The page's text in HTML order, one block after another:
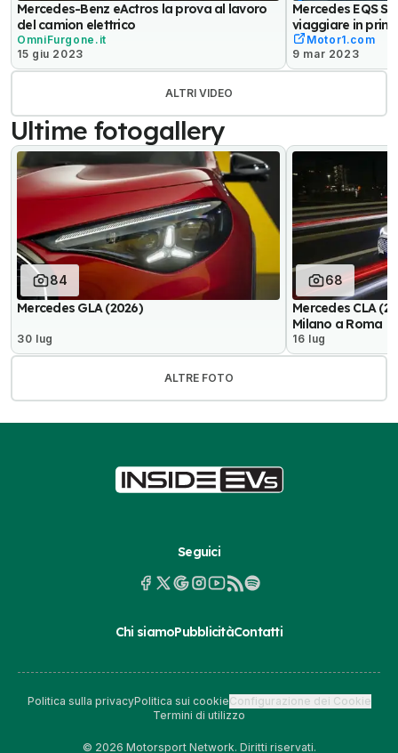
Mercedes-Benz eActros la prova al lavoro
del camion elettrico
OmniFurgone.it
15 giu 2023
Mercedes EQS
viaggiare in
Motor1.com
9 mar 2023
ALTRI VIDEO
Ultime fotogallery
84
Mercedes GLA (2026)
30 lug
68
Mercedes CLA
Milano a Roma
16 lug
ALTRE FOTO
Seguici
Chi siamoPubblicitàContatti
Politica sulla privacyPolitica sui cookieConfigurazione dei Cookie
Termini di utilizzo
© 2026 Motorsport Network. Diritti riservati.